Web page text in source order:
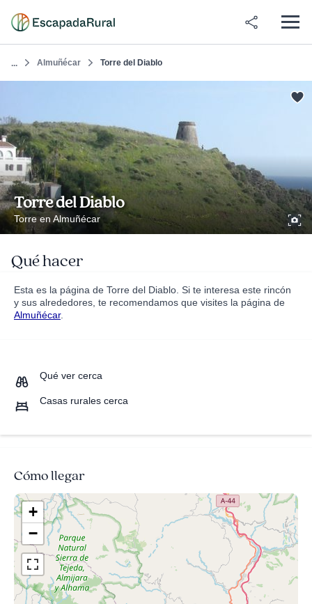
... Almuñécar Torre del Diablo
Torre del Diablo
Torre en Almuñécar
Qué hacer
Esta es la página de Torre del Diablo. Si te interesa este rincón
y sus alrededores, te recomendamos que visites la página de
Almuñécar.
Qué ver cerca
Casas rurales cerca
Cómo llegar
+
−